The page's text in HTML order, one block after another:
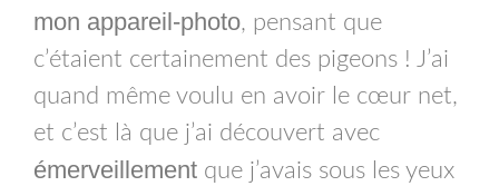
mon appareil-photo, pensant que
c’étaient certainement des pigeons ! J’ai
quand même voulu en avoir le cœur net,
et c’est là que j’ai découvert avec
émerveillement que j’avais sous les yeux